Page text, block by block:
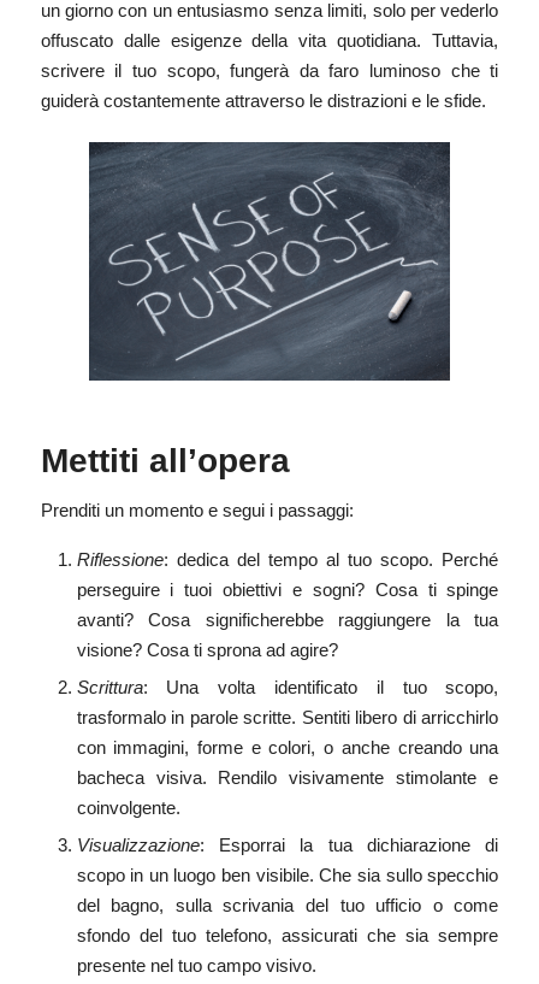
un giorno con un entusiasmo senza limiti, solo per vederlo
offuscato dalle esigenze della vita quotidiana. Tuttavia,
scrivere il tuo scopo, fungerà da faro luminoso che ti
guiderà costantemente attraverso le distrazioni e le sfide.
Mettiti all’opera
Prenditi un momento e segui i passaggi:
Riflessione: dedica del tempo al tuo scopo. Perché
perseguire i tuoi obiettivi e sogni? Cosa ti spinge
avanti? Cosa significherebbe raggiungere la tua
visione? Cosa ti sprona ad agire?
Scrittura: Una volta identificato il tuo scopo,
trasformalo in parole scritte. Sentiti libero di arricchirlo
con immagini, forme e colori, o anche creando una
bacheca visiva. Rendilo visivamente stimolante e
coinvolgente.
Visualizzazione: Esporrai la tua dichiarazione di
scopo in un luogo ben visibile. Che sia sullo specchio
del bagno, sulla scrivania del tuo ufficio o come
sfondo del tuo telefono, assicurati che sia sempre
presente nel tuo campo visivo.